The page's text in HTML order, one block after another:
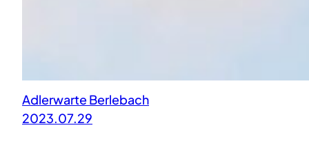
Adlerwarte Berlebach
2023.07.29